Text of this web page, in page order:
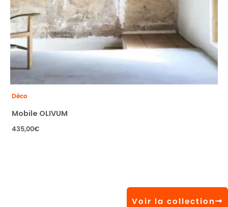
Déco
Mobile OLIVUM
435,00€
Voir la collection